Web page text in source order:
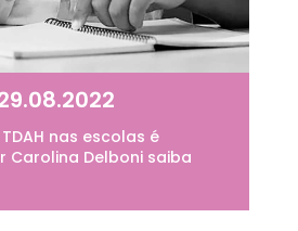
nas escolas é
Carolina Delboni saiba